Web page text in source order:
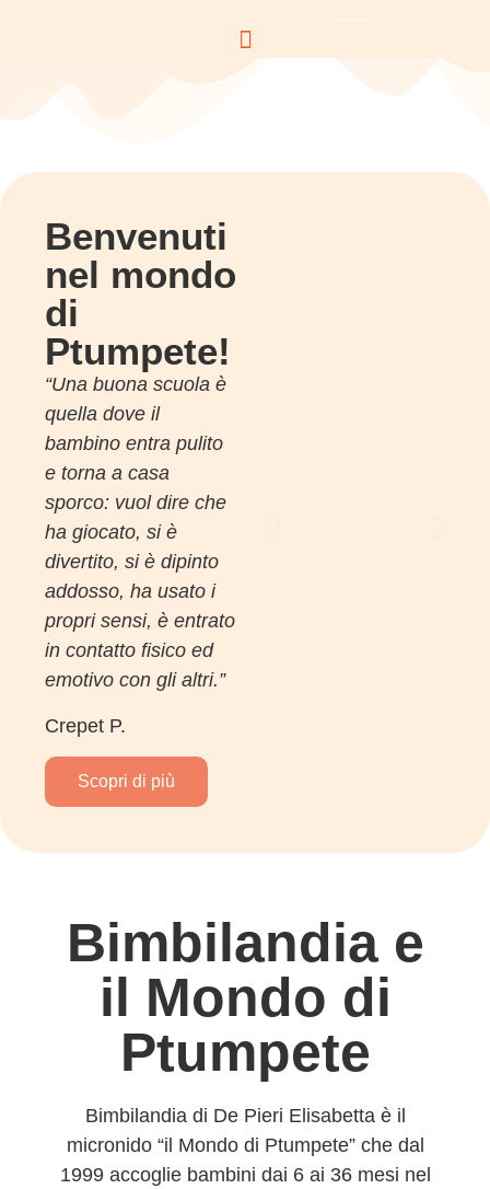
Benvenuti
nel mondo
di
Ptumpete!
“Una buona scuola è
quella dove il
bambino entra pulito
e torna a casa
sporco: vuol dire che
ha giocato, si è
divertito, si è dipinto
addosso, ha usato i
propri sensi, è entrato
in contatto fisico ed
emotivo con gli altri.”
Crepet P.
Scopri di più
Bimbilandia e
il Mondo di
Ptumpete
Bimbilandia di De Pieri Elisabetta è il
micronido “il Mondo di Ptumpete” che dal
1999 accoglie bambini dai 6 ai 36 mesi nel